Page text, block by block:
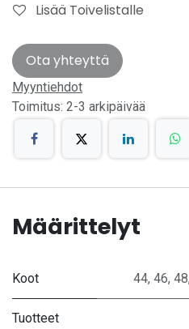
Lisää Toivelistalle
Ota yhteyttä
Myyntiehdot
Toimitus: 2-3 arkipäivää
Määrittelyt
Koot 44, 46, 48
Tuotteet